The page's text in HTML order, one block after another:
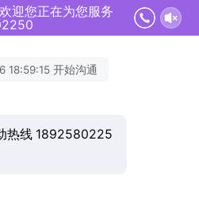
迎您正在为您服务
18:59:15 开始沟通
热线 1892580225